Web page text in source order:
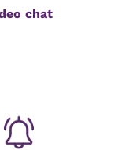
chat